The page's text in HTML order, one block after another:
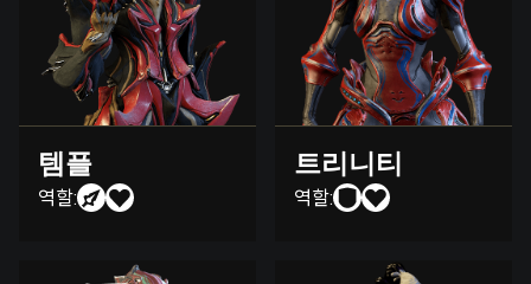
템플
역할:
트리니티
역할: